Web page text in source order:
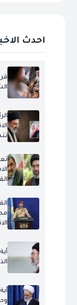
احدث